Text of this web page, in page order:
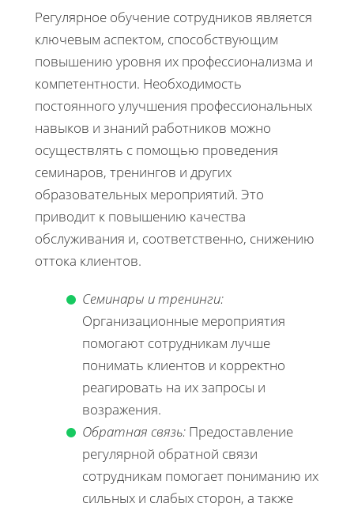
Регулярное обучение сотрудников является
ключевым аспектом, способствующим
повышению уровня их профессионализма и
компетентности. Необходимость
постоянного улучшения профессиональных
навыков и знаний работников можно
осуществлять с помощью проведения
семинаров, тренингов и других
образовательных мероприятий. Это
приводит к повышению качества
обслуживания и, соответственно, снижению
оттока клиентов.
Семинары и тренинги:
Организационные мероприятия
помогают сотрудникам лучше
понимать клиентов и корректно
реагировать на их запросы и
возражения.
Обратная связь: Предоставление
регулярной обратной связи
сотрудникам помогает пониманию их
сильных и слабых сторон, а также